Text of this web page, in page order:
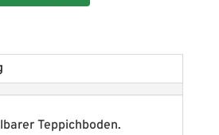
Teppichboden.